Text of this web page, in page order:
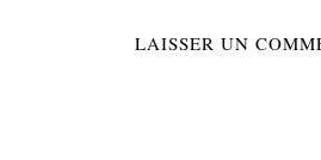
LAISSER UN